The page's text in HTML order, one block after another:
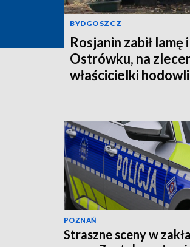
BYDGOSZCZ
Rosjanin zabił lamę
Ostrówku, na
właścicielki
POZNAŃ
Straszne sceny w